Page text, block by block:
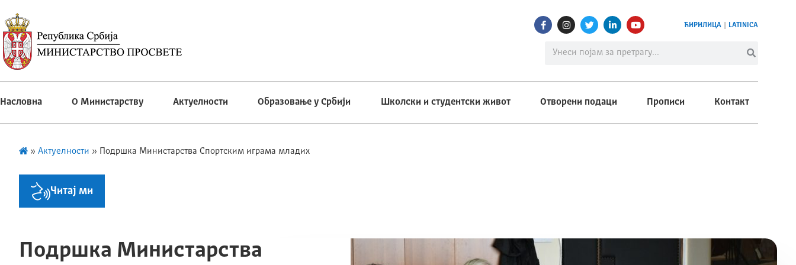
ЋИРИЛИЦА LATINICA
Насловна О Министарству Актуелности Образовање у Србији Школски и студентски живот Отворени подаци Прописи Контакт
» Актуелности » Подршка Министарства Спортским играма младих
Читај ми
Подршка Министарства